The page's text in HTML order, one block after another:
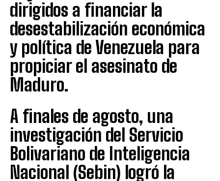
dirigidos a financiar la
desestabilización económica
y política de Venezuela para
propiciar el asesinato de
Maduro.
A finales de agosto, una
investigación del Servicio
Bolivariano de Inteligencia
Nacional (Sebin) logró la